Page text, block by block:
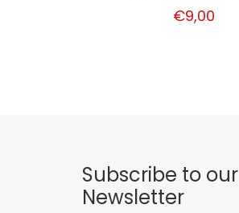
€9,00
Subscribe to our
Newsletter